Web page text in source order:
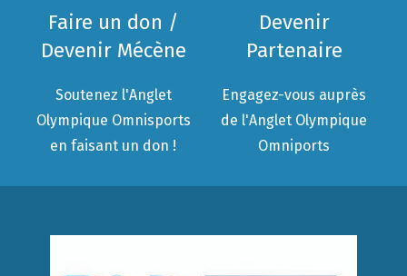
Faire un don /
Devenir Mécène
Soutenez l'Anglet
Olympique Omnisports
en faisant un don !
Devenir
Partenaire
Engagez-vous auprès
de l'Anglet Olympique
Omniports